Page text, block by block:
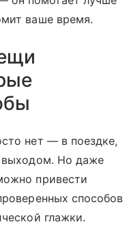
ваше время.
нет — в поездке,
выходом. Но даже
привести
способов
глажки.